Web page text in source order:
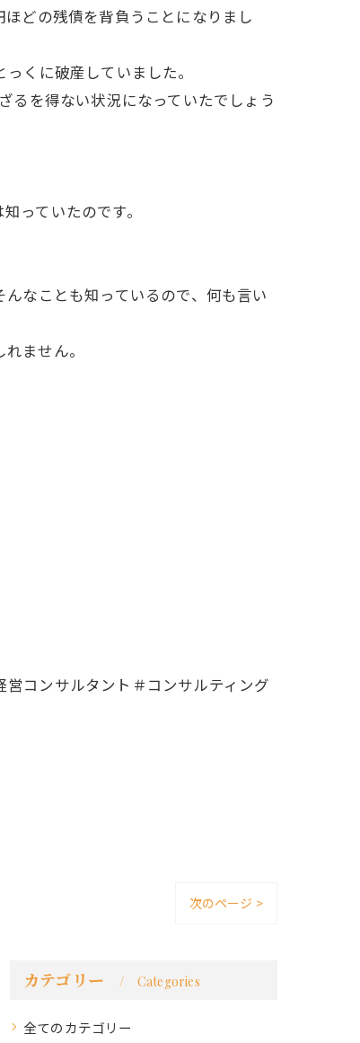
どの残債を背負うことになりまし
くに破産していました。
るを得ない状況になっていたでしょう
っていたのです。
なことも知っているので、何も言い
ません。
コンサルタント＃コンサルティング
次のページ >
カテゴリー Categories
全てのカテゴリー